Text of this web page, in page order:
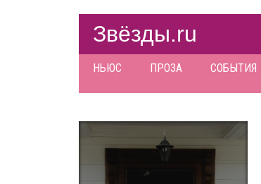
Звёзды.ru
НЬЮС ПРОЗА СОБЫТИЯ